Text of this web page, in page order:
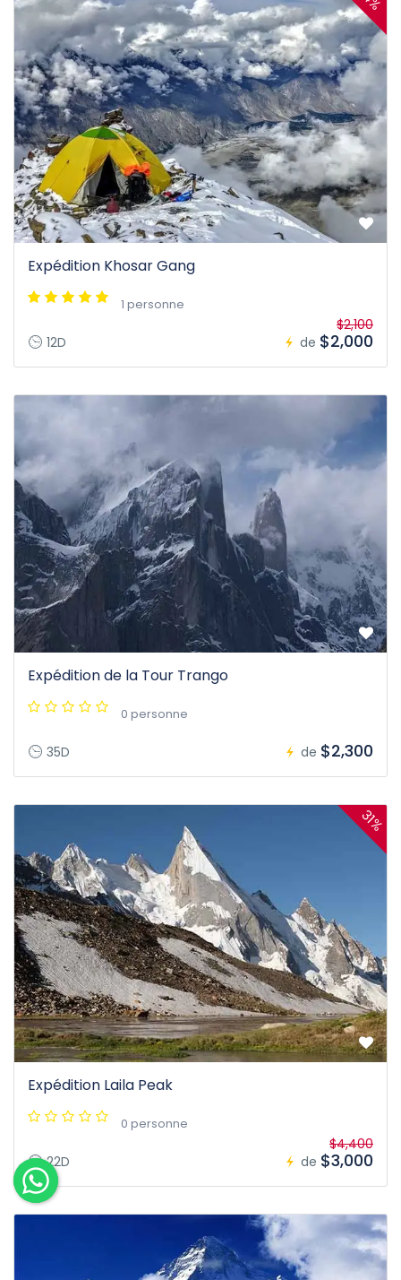
Expédition Khosar Gang
1 personne
12D de
$2,100
$2,000
Expédition de la Tour Trango
0 personne
35D de $2,300
31%
Expédition Laila Peak
0 personne
22D de
$4,400
$3,000